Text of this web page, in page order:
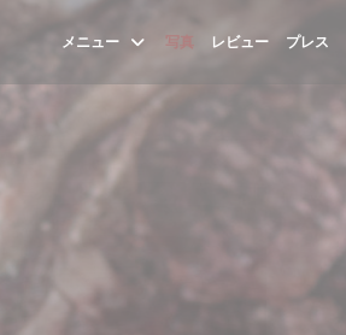
メニュー 写真 レビュー プレス